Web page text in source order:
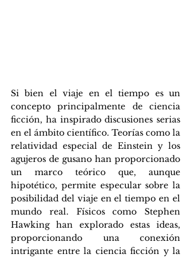
Si bien el viaje en el tiempo es un
concepto principalmente de ciencia
ficción, ha inspirado discusiones serias
en el ámbito científico. Teorías como la
relatividad especial de Einstein y los
agujeros de gusano han proporcionado
un marco teórico que, aunque
hipotético, permite especular sobre la
posibilidad del viaje en el tiempo en el
mundo real. Físicos como Stephen
Hawking han explorado estas ideas,
proporcionando una conexión
intrigante entre la ciencia ficción y la